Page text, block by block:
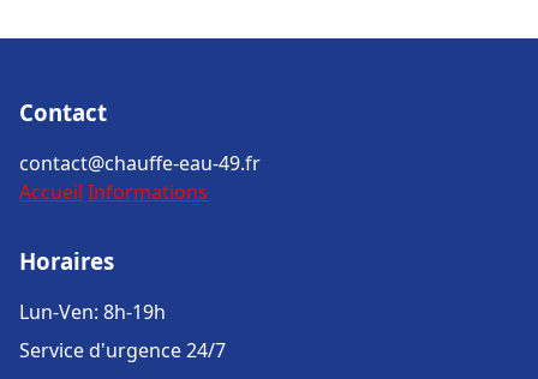
Contact
contact@chauffe-eau-49.fr
Accueil Informations
Horaires
Lun-Ven: 8h-19h
Service d'urgence 24/7